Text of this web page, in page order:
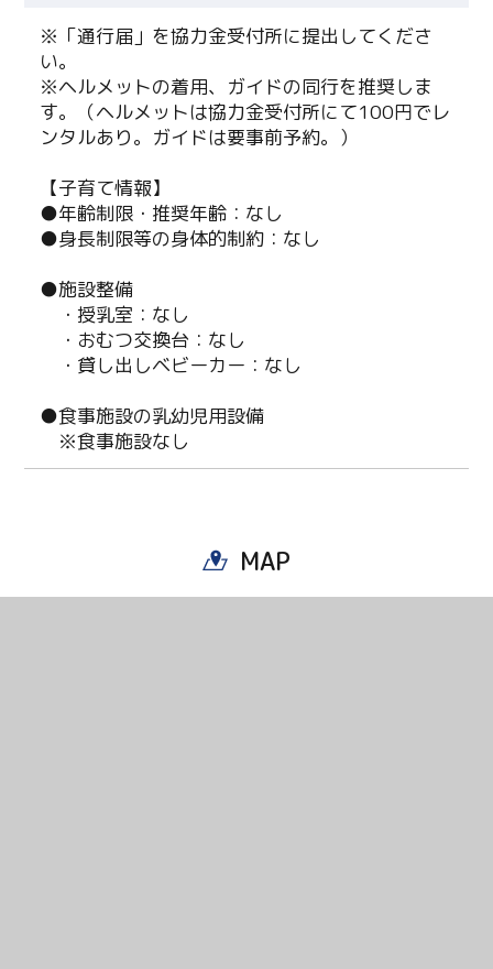
※「通行届」を協力金受付所に提出してくださ
い。
※ヘルメットの着用、ガイドの同行を推奨しま
す。（ヘルメットは協力金受付所にて100円でレ
ンタルあり。ガイドは要事前予約。）
【子育て情報】
●年齢制限・推奨年齢：なし
●身長制限等の身体的制約：なし
●施設整備
・授乳室：なし
・おむつ交換台：なし
・貸し出しベビーカー：なし
●食事施設の乳幼児用設備
※食事施設なし
MAP
Twitter
Facebook
Line